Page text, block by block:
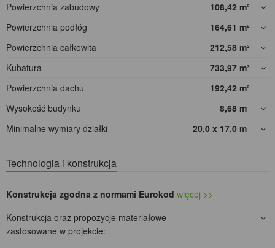
Powierzchnia zabudowy
108,42 m²
Powierzchnia podłóg
164,61 m²
Powierzchnia całkowita
212,58 m²
Kubatura
733,97 m³
Powierzchnia dachu
192,42 m²
Wysokość budynku
8,68 m
Minimalne wymiary działki
20,0 x 17,0 m
Technologia i konstrukcja
Konstrukcja zgodna z normami Eurokod więcej >>
Konstrukcja oraz propozycje materiałowe
zastosowane w projekcie: